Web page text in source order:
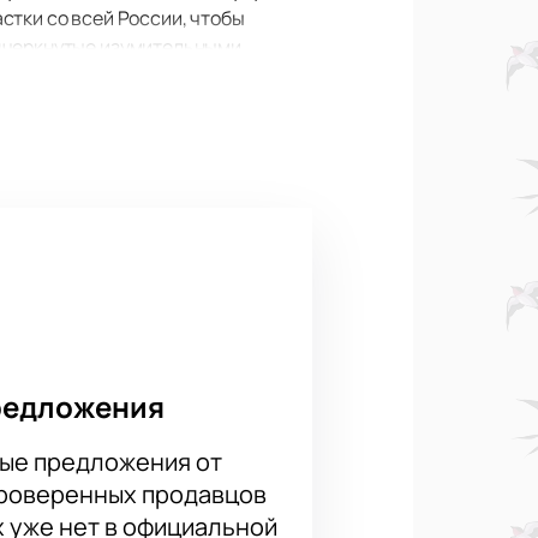
со всей России, чтобы
изумительными
предложения от
продавцов
нет в официальной